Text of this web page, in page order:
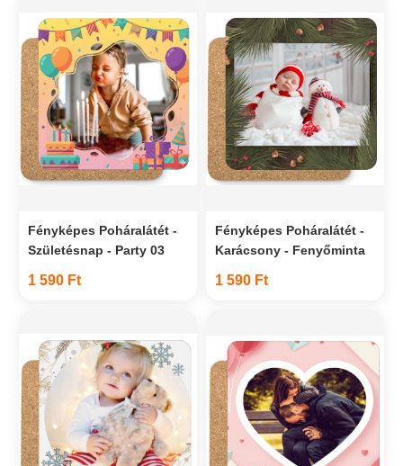
Fényképes Poháralátét -
Születésnap - Party 03
1 590 Ft
Fényképes Poháralátét -
Karácsony - Fenyőminta
1 590 Ft